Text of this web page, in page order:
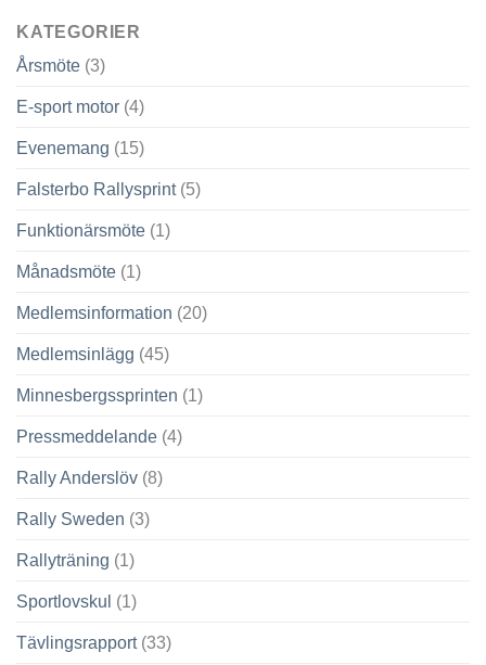
KATEGORIER
Årsmöte (3)
E-sport motor (4)
Evenemang (15)
Falsterbo Rallysprint(5)
Funktionärsmöte (1)
Månadsmöte (1)
Medlemsinformation (20)
Medlemsinlägg (45)
Minnesbergssprinten (1)
Pressmeddelande (4)
Rally Anderslöv (8)
Rally Sweden (3)
Rallyträning (1)
Sportlovskul (1)
Tävlingsrapport(33)